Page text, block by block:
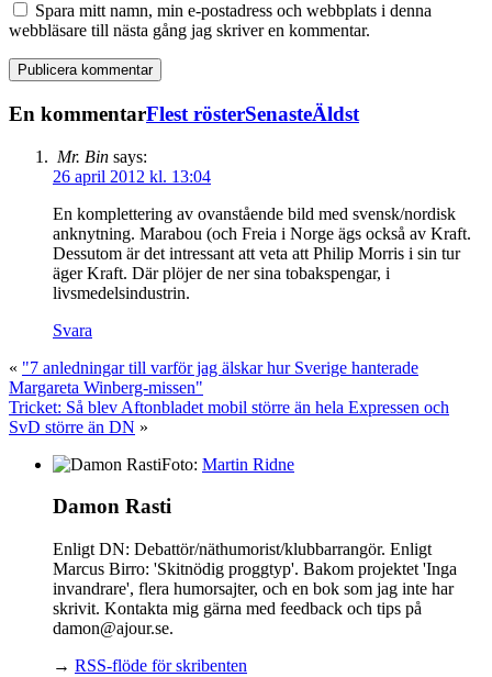
Spara mitt namn, min e-postadress och webbplats i denna
webbläsare till nästa gång jag skriver en kommentar.
En kommentarFlest rösterSenasteÄldst
Mr. Bin says:
26 april 2012 kl. 13:04
En komplettering av ovanstående bild med svensk/nordisk
anknytning. Marabou (och Freia i Norge ägs också av Kraft.
Dessutom är det intressant att veta att Philip Morris i sin tur
äger Kraft. Där plöjer de ner sina tobakspengar, i
livsmedelsindustrin.
Svara
« "7 anledningar till varför jag älskar hur Sverige hanterade
Margareta Winberg-missen"
Tricket: Så blev Aftonbladet mobil större än hela Expressen och
SvD större än DN »
Foto: Martin Ridne
Damon Rasti
Enligt DN: Debattör/näthumorist/klubbarrangör. Enligt
Marcus Birro: 'Skitnödig proggtyp'. Bakom projektet 'Inga
invandrare', flera humorsajter, och en bok som jag inte har
skrivit. Kontakta mig gärna med feedback och tips på
damon@ajour.se.
→ RSS-flöde för skribenten